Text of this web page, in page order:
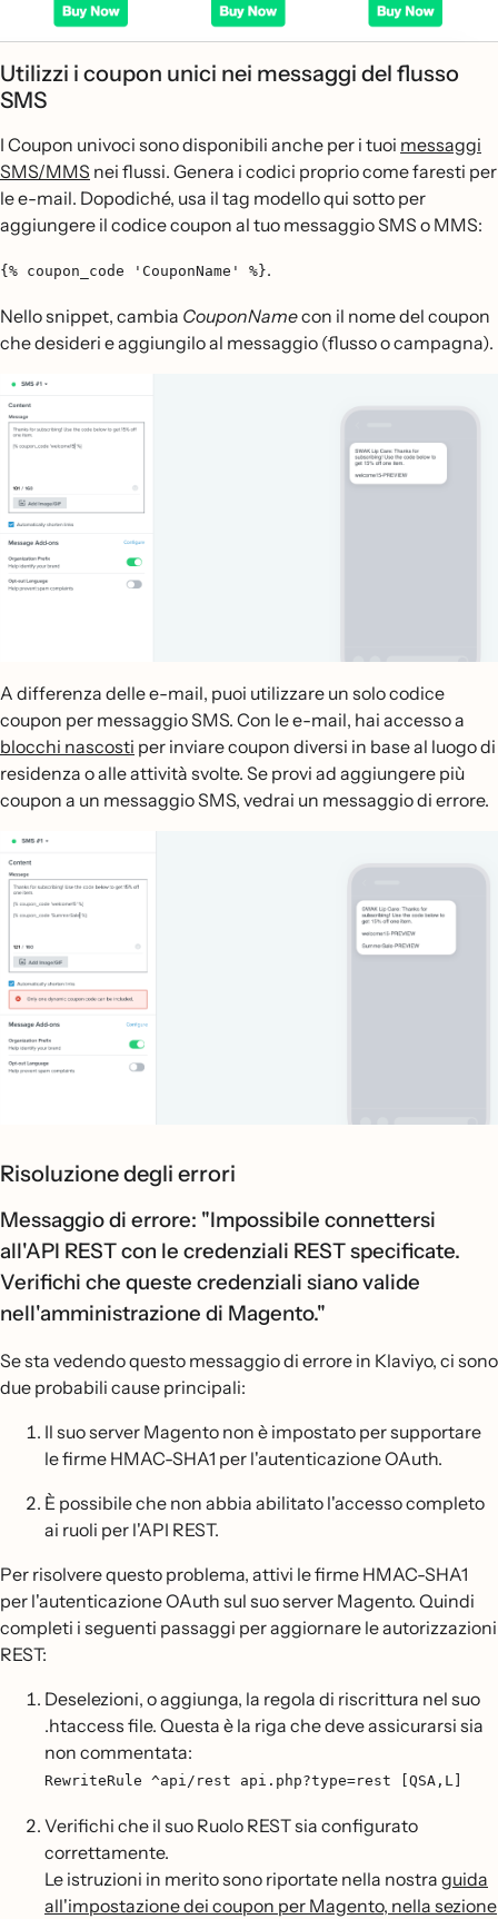
Utilizzi i coupon unici nei messaggi del flusso
SMS
I Coupon univoci sono disponibili anche per i tuoi messaggi
SMS/MMS nei flussi. Genera i codici proprio come faresti per
le e-mail. Dopodiché, usa il tag modello qui sotto per
aggiungere il codice coupon al tuo messaggio SMS o MMS:
{% coupon_code 'CouponName' %}.
Nello snippet, cambia CouponNamecon il nome del coupon
che desideri e aggiungilo al messaggio (flusso o campagna).
A differenza delle e-mail, puoi utilizzare un solo codice
coupon per messaggio SMS. Con le e-mail, hai accesso a
blocchi nascosti per inviare coupon diversi in base al luogo di
residenza o alle attività svolte. Se provi ad aggiungere più
coupon a un messaggio SMS, vedrai un messaggio di errore.
Risoluzione degli errori
Messaggio di errore: "Impossibile connettersi
all'API REST con le credenziali REST specificate.
Verifichi che queste credenziali siano valide
nell'amministrazione di Magento."
Se sta vedendo questo messaggio di errore in Klaviyo, ci sono
due probabili cause principali:
Il suo server Magento non è impostato per supportare
le firme HMAC-SHA1 per l'autenticazione OAuth.
È possibile che non abbia abilitato l'accesso completo
ai ruoli per l'API REST.
Per risolvere questo problema, attivi le firme HMAC-SHA1
per l'autenticazione OAuth sul suo server Magento. Quindi
completi i seguenti passaggi per aggiornare le autorizzazioni
REST:
Deselezioni, o aggiunga, la regola di riscrittura nel suo
.htaccess file. Questa è la riga che deve assicurarsi sia
non commentata:
RewriteRule ^api/rest api.php?type=rest [QSA,L]
Verifichi che il suo Ruolo REST sia configurato
correttamente.
Le istruzioni in merito sono riportate nella nostra guida
all'impostazione dei coupon per Magento, nella sezione